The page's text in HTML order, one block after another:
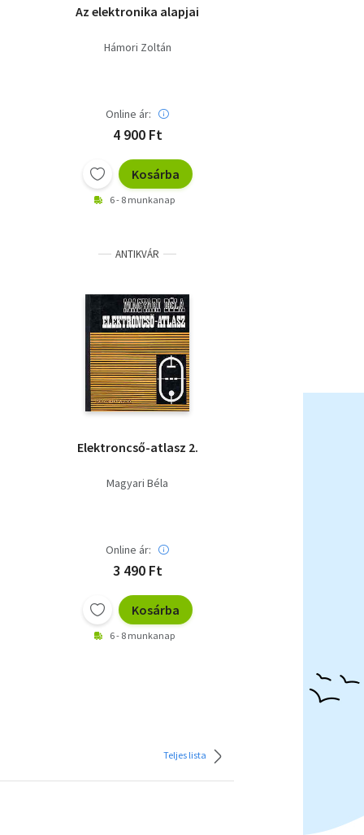
Az elektronika alapjai
Hámori Zoltán
Online ár:
4 900 Ft
Kosárba
6 - 8 munkanap
ANTIKVÁR
Elektroncső-atlasz 2.
Magyari Béla
Online ár:
3 490 Ft
Kosárba
6 - 8 munkanap
Teljes lista